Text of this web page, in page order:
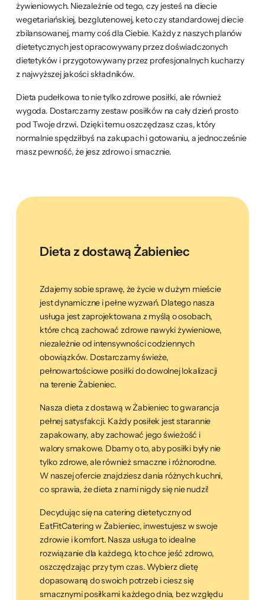
żywieniowych. Niezależnie od tego, czy jesteś na diecie
wegetariańskiej, bezglutenowej, keto czy standardowej diecie
zbilansowanej, mamy coś dla Ciebie. Każdy z naszych planów
dietetycznych jest opracowywany przez doświadczonych
dietetyków i przygotowywany przez profesjonalnych kucharzy
z najwyższej jakości składników.
Dieta pudełkowa to nie tylko zdrowe posiłki, ale również
wygoda. Dostarczamy zestaw posiłków na cały dzień prosto
pod Twoje drzwi. Dzięki temu oszczędzasz czas, który
normalnie spędziłbyś na zakupach i gotowaniu, a jednocześnie
masz pewność, że jesz zdrowo i smacznie.
Dieta z dostawą Żabieniec
Zdajemy sobie sprawę, że życie w dużym mieście
jest dynamiczne i pełne wyzwań. Dlatego nasza
usługa jest zaprojektowana z myślą o osobach,
które chcą zachować zdrowe nawyki żywieniowe,
niezależnie od intensywności codziennych
obowiązków. Dostarczamy świeże,
pełnowartościowe posiłki do dowolnej lokalizacji
na terenie Żabieniec.
Nasza dieta z dostawą w Żabieniec to gwarancja
pełnej satysfakcji. Każdy posiłek jest starannie
zapakowany, aby zachować jego świeżość i
walory smakowe. Dbamy o to, aby posiłki były nie
tylko zdrowe, ale również smaczne i różnorodne.
W naszej ofercie znajdziesz dania różnych kuchni,
co sprawia, że dieta z nami nigdy się nie nudzi!
Decydując się na catering dietetyczny od
EatFitCatering w Żabieniec, inwestujesz w swoje
zdrowie i komfort. Nasza usługa to idealne
rozwiązanie dla każdego, kto chce jeść zdrowo,
oszczędzając przy tym czas. Wybierz dietę
dopasowaną do swoich potrzeb i ciesz się
smacznymi posiłkami każdego dnia, bez względu